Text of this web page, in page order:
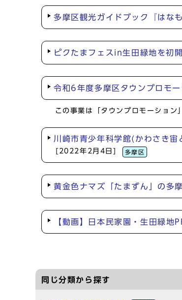
多摩区観光ガイドブック『はなも
ピクたまフェスin生田緑地を初開
令和6年度多摩区タウンプロモ
この事業は「タウンプロモーション
川崎市青少年科学館(かわさき
[2022年2月4日] 多摩区
黄金色ナマズ「たまずん」の多
【動画】日本民家園・生田緑地
同じ分類から探す